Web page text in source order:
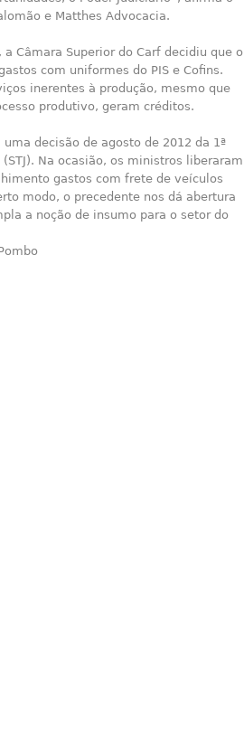
e Matthes Advocacia.
Câmara Superior do Carf decidiu que o
com uniformes do PIS e Cofins.
inerentes à produção, mesmo que
produtivo, geram créditos.
decisão de agosto de 2012 da 1ª
Na ocasião, os ministros liberaram
gastos com frete de veículos
modo, o precedente nos dá abertura
a noção de insumo para o setor do